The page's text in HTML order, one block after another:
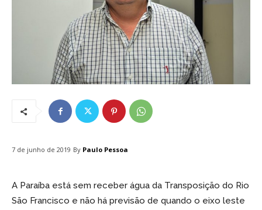
7 de junho de 2019 By Paulo Pessoa
A Paraíba está sem receber água da Transposição do Rio
São Francisco e não há previsão de quando o eixo leste